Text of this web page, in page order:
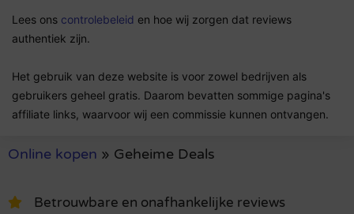
Lees ons controlebeleid en hoe wij zorgen dat reviews
authentiek zijn.
Het gebruik van deze website is voor zowel bedrijven als
gebruikers geheel gratis. Daarom bevatten sommige pagina's
affiliate links, waarvoor wij een commissie kunnen ontvangen.
Online kopen » Geheime Deals
Betrouwbare en onafhankelijke reviews